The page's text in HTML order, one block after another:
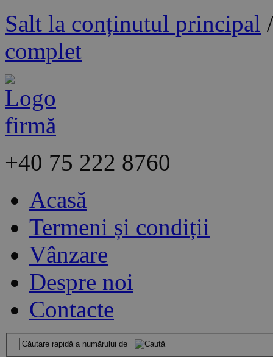
Salt la conținutul principal
complet
+40 75 222 8760
Acasă
Termeni și condiții
Vânzare
Despre noi
Contacte